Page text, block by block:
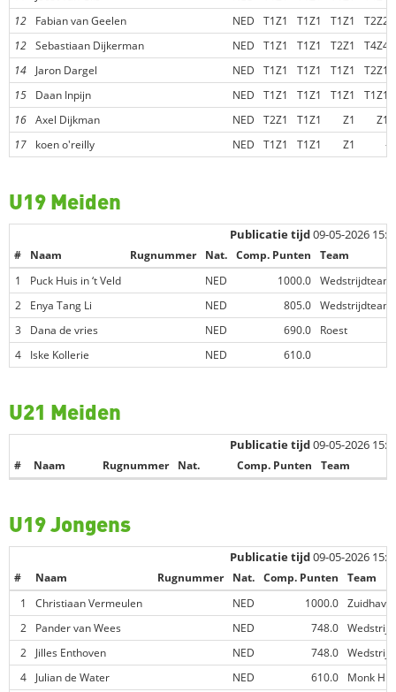
12
Fabian van Geelen NED T1Z1 T1Z1 T1Z1
T2Z2
12 Sebastiaan Dijkerman NED T1Z1 T1Z1 T2Z1
T4Z4
14
Jaron Dargel NED T1Z1 T1Z1 T1Z1
T2Z1
15
Daan Inpijn NED T1Z1 T1Z1 T1Z1
T1Z1
16 Axel Dijkman NED T2Z1 T1Z1 Z1
Z1
17
koen o'reilly NED T1Z1 T1Z1 Z1 -
U19 Meiden
Publicatie tijd09-05-2026
# Naam Rugnummer Nat. Comp. Punten
Team
1
Puck Huis in ‘t Veld NED 1000.0 Wedstrijdteam
2
Enya Tang Li NED 805.0 Wedstrijdteam
3
Dana de vries NED 690.0
Roest
4
Iske Kollerie NED 610.0
U21 Meiden
Publicatie tijd09-05-2026
# Naam Rugnummer Nat. Comp. Punten Team
U19 Jongens
Publicatie tijd09-05-2026
# Naam Rugnummer Nat. Comp. Punten
Team
1
Christiaan Vermeulen NED 1000.0
2
Pander van Wees NED 748.0
2
Jilles Enthoven NED 748.0
4
Julian de Water NED 610.0
Monk